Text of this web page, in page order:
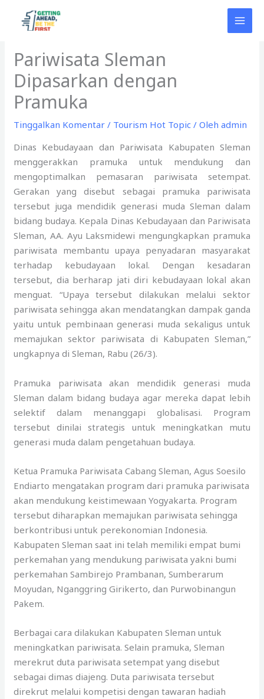
Pariwisata Sleman
Dipasarkan dengan
Pramuka
Tinggalkan Komentar / Tourism Hot Topic / Olehadmin
Dinas Kebudayaan dan Pariwisata Kabupaten Sleman
menggerakkan pramuka untuk mendukung dan
mengoptimalkan pemasaran pariwisata setempat.
Gerakan yang disebut sebagai pramuka pariwisata
tersebut juga mendidik generasi muda Sleman dalam
bidang budaya. Kepala Dinas Kebudayaan dan Pariwisata
Sleman, AA. Ayu Laksmidewi mengungkapkan pramuka
pariwisata membantu upaya penyadaran masyarakat
terhadap kebudayaan lokal. Dengan kesadaran
tersebut, dia berharap jati diri kebudayaan lokal akan
menguat. “Upaya tersebut dilakukan melalui sektor
pariwisata sehingga akan mendatangkan dampak ganda
yaitu untuk pembinaan generasi muda sekaligus untuk
memajukan sektor pariwisata di Kabupaten Sleman,”
ungkapnya di Sleman, Rabu (26/3).
Pramuka pariwisata akan mendidik generasi muda
Sleman dalam bidang budaya agar mereka dapat lebih
selektif dalam menanggapi globalisasi. Program
tersebut dinilai strategis untuk meningkatkan mutu
generasi muda dalam pengetahuan budaya.
Ketua Pramuka Pariwisata Cabang Sleman, Agus Soesilo
Endiarto mengatakan program dari pramuka pariwisata
akan mendukung keistimewaan Yogyakarta. Program
tersebut diharapkan memajukan pariwisata sehingga
berkontribusi untuk perekonomian Indonesia.
Kabupaten Sleman saat ini telah memiliki empat bumi
perkemahan yang mendukung pariwisata yakni bumi
perkemahan Sambirejo Prambanan, Sumberarum
Moyudan, Nganggring Girikerto, dan Purwobinangun
Pakem.
Berbagai cara dilakukan Kabupaten Sleman untuk
meningkatkan pariwisata. Selain pramuka, Sleman
merekrut duta pariwisata setempat yang disebut
sebagai dimas diajeng. Duta pariwisata tersebut
direkrut melalui kompetisi dengan tawaran hadiah